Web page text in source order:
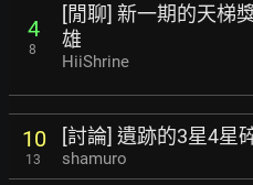
4
8
[閒聊] 新一期的天梯
雄
HiiShrine
10
13
[討論] 遺跡的3星4星
shamuro